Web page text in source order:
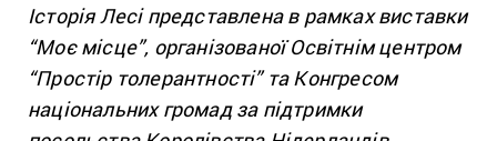
Історія Лесі представлена в рамках виставки
“Моє місце”, організованої Освітнім центром
“Простір толерантності” та Конгресом
національних громад за підтримки